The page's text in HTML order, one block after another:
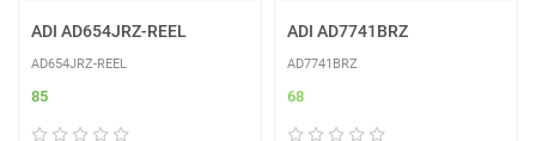
ADI AD654JRZ-REEL
AD654JRZ-REEL
85
ADI AD7741BRZ
AD7741BRZ
68